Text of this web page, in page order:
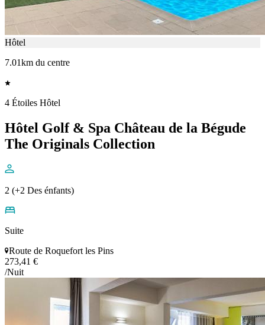
Hôtel
7.01km du centre
4 Étoiles Hôtel
Hôtel Golf & Spa Château de la Bégude
The Originals Collection
2 (+2 Des énfants)
Suite
Route de Roquefort les Pins
273,41 €
/Nuit